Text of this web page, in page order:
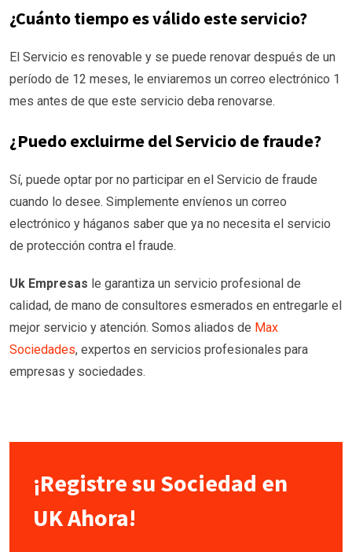
¿Cuánto tiempo es válido este servicio?
El Servicio es renovable y se puede renovar después de un
período de 12 meses, le enviaremos un correo electrónico 1
mes antes de que este servicio deba renovarse.
¿Puedo excluirme del Servicio de fraude?
Sí, puede optar por no participar en el Servicio de fraude
cuando lo desee. Simplemente envíenos un correo
electrónico y háganos saber que ya no necesita el servicio
de protección contra el fraude.
Uk Empresas le garantiza un servicio profesional de
calidad, de mano de consultores esmerados en entregarle el
mejor servicio y atención. Somos aliados de Max
Sociedades, expertos en servicios profesionales para
empresas y sociedades.
¡Registre su Sociedad en
UK Ahora!